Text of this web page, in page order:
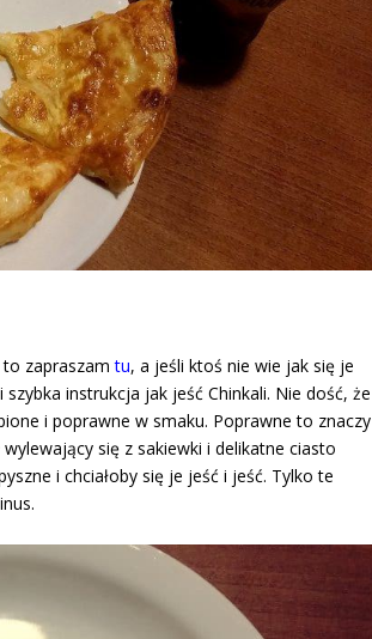
to zapraszamtu, a jeśli ktoś nie wie jak się je
instrukcja jak jeść Chinkali. Nie dość, że
i poprawne w smaku. Poprawne to znaczy
się z sakiewki i delikatne ciasto
i chciałoby się je jeść i jeść. Tylko te